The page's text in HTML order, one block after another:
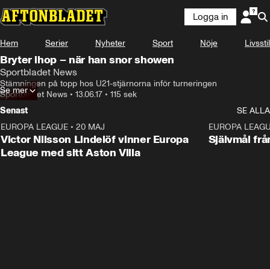
Logga in
Hem Serier Nyheter Sport Nöje Livsstil
Bryter ihop – när han snor showen
Sportbladet News
Stämningen på topp hos U21-stjärnorna inför turneringen
Sportbladet News • 13.06.17 • 115 sek
Se mer
Senast
SE ALLA
EUROPA LEAGUE • 20 MAJ
Victor Nilsson Lindelöf vinner Europa
League med sitt Aston Villa
EUROPA
Självmål